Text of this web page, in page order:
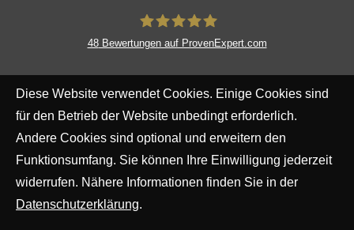
Co. KG
48Bewertungen auf ProvenExpert.com
Diese Website verwendet Cookies. Einige Cookies sind
für den Betrieb der Website unbedingt erforderlich.
Andere Cookies sind optional und erweitern den
Funktionsumfang. Sie können Ihre Einwilligung jederzeit
widerrufen. Nähere Informationen finden Sie in der
Datenschutzerklärung.